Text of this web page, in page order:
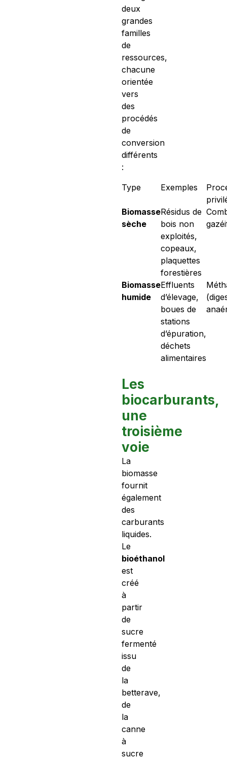
deux
grandes
familles
de
ressources,
chacune
orientée
vers
des
procédés
de
conversion
différents
:
Type
Exemples
Biomasse
sèche
Résidus de
bois non
exploités,
copeaux,
plaquettes
forestières
Biomasse
humide
Effluents
d’élevage,
boues de
stations
d’épuration,
déchets
alimentaires
Les
biocarburants,
une
troisième
voie
La
biomasse
fournit
également
des
carburants
liquides.
Le
bioéthanol
est
créé
à
partir
de
sucre
fermenté
issu
de
la
betterave,
de
la
canne
à
sucre